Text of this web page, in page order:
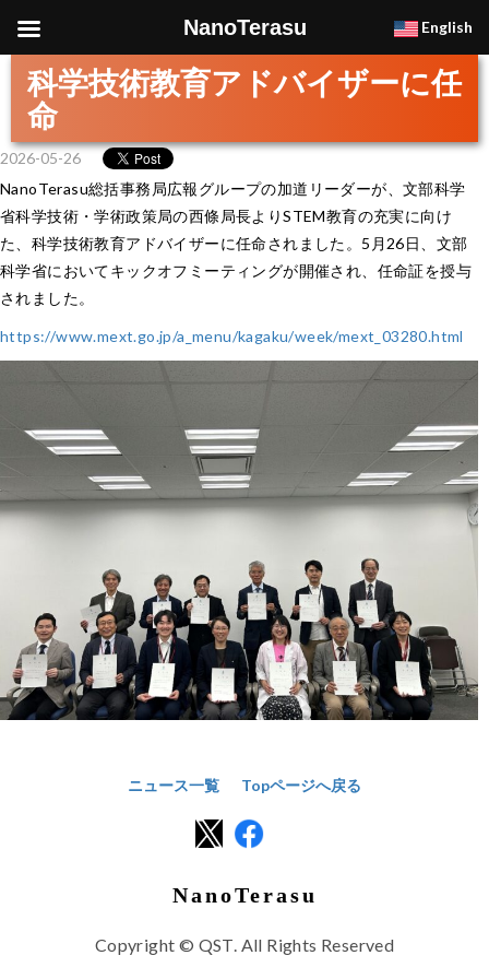
科学技術教育アドバイザーに任
命
2026-05-26
NanoTerasu総括事務局広報グループの加道リーダーが、文部科学
省科学技術・学術政策局の西條局長よりSTEM教育の充実に向け
た、科学技術教育アドバイザーに任命されました。5月26日、文部
科学省においてキックオフミーティングが開催され、任命証を授与
されました。
https://www.mext.go.jp/a_menu/kagaku/week/mext_03280.html
ニュース一覧 Topページへ戻る
NanoTerasu
Copyright © QST. All Rights Reserved
NanoTerasu English